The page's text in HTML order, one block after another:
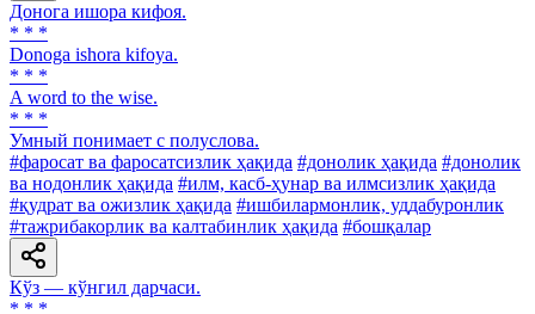
Донога ишора кифоя.
* * *
Donoga ishora kifoya.
* * *
A word to the wise.
* * *
Умный понимает с полуслова.
#фаросат ва фаросатсизлик ҳақида #донолик ҳақида #донолик
ва нодонлик ҳақида #илм, касб-ҳунар ва илмсизлик ҳақида
#қудрат ва ожизлик ҳақида #ишбилармонлик, уддабуронлик
#тажрибакорлик ва калтабинлик ҳақида #бошқалар
Кўз — кўнгил дарчаси.
* * *